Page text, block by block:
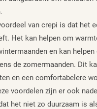
van crepi is dat het
Het kan helpen om
en kan
de zomermaanden. Dit
en een comfortabelere
voordelen zijn er ook
het niet zo duurzaam is